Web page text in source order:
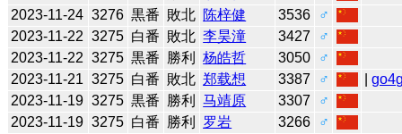
2023-11-24 3276 黒番 敗北 陈梓健 3536
♂
2023-11-22 3275 白番 敗北 李昊潼 3427
♂
2023-11-22 3275 黒番 勝利 杨皓哲 3050
♂
2023-11-21 3275 白番 敗北 郑载想 3387 ♂ |
2023-11-19 3275 黒番 勝利 马靖原 3307
♂
2023-11-19 3275 白番 勝利 罗岩 3266
♂